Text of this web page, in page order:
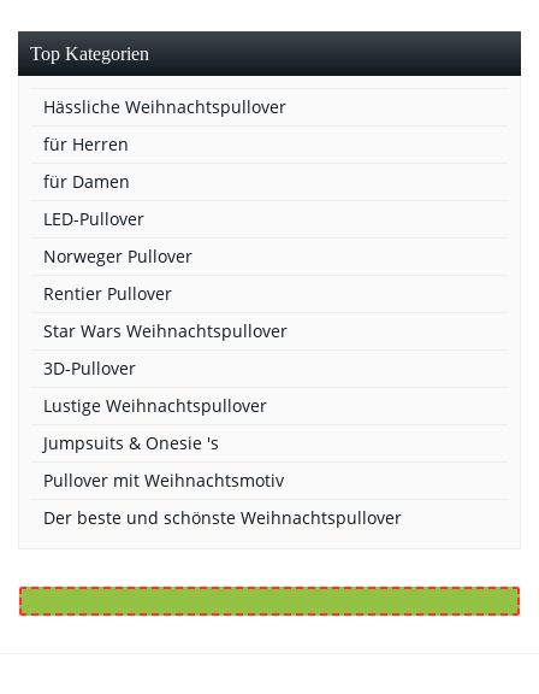
Top Kategorien
Hässliche Weihnachtspullover
für Herren
für Damen
LED-Pullover
Norweger Pullover
Rentier Pullover
Star Wars Weihnachtspullover
3D-Pullover
Lustige Weihnachtspullover
Jumpsuits & Onesie 's
Pullover mit Weihnachtsmotiv
Der beste und schönste Weihnachtspullover